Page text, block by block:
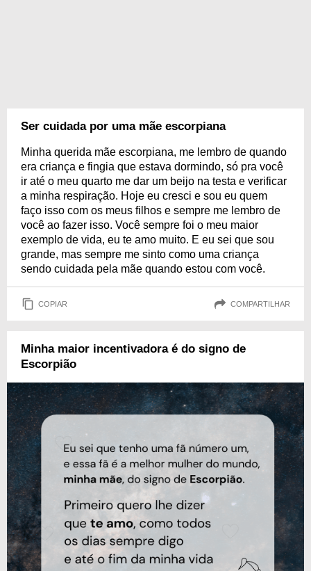
Ser cuidada por uma mãe escorpiana
Minha querida mãe escorpiana, me lembro de quando
era criança e fingia que estava dormindo, só pra você
ir até o meu quarto me dar um beijo na testa e verificar
a minha respiração. Hoje eu cresci e sou eu quem
faço isso com os meus filhos e sempre me lembro de
você ao fazer isso. Você sempre foi o meu maior
exemplo de vida, eu te amo muito. E eu sei que sou
grande, mas sempre me sinto como uma criança
sendo cuidada pela mãe quando estou com você.
COPIAR COMPARTILHAR
Minha maior incentivadora é do signo de
Escorpião